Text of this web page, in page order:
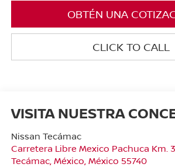
OBTÉN UNA
CLICK TO CALL
VISITA NUESTRA
Nissan Tecámac
Carretera Libre Mexico Pachuca Km.
Tecámac, México , México 55740